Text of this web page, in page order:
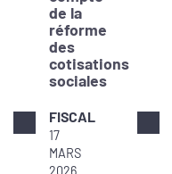
de la
réforme
des
cotisations
sociales
FISCAL
17
MARS